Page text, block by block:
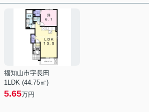
福知山市字長田
1LDK (44.75㎡)
5.65万円